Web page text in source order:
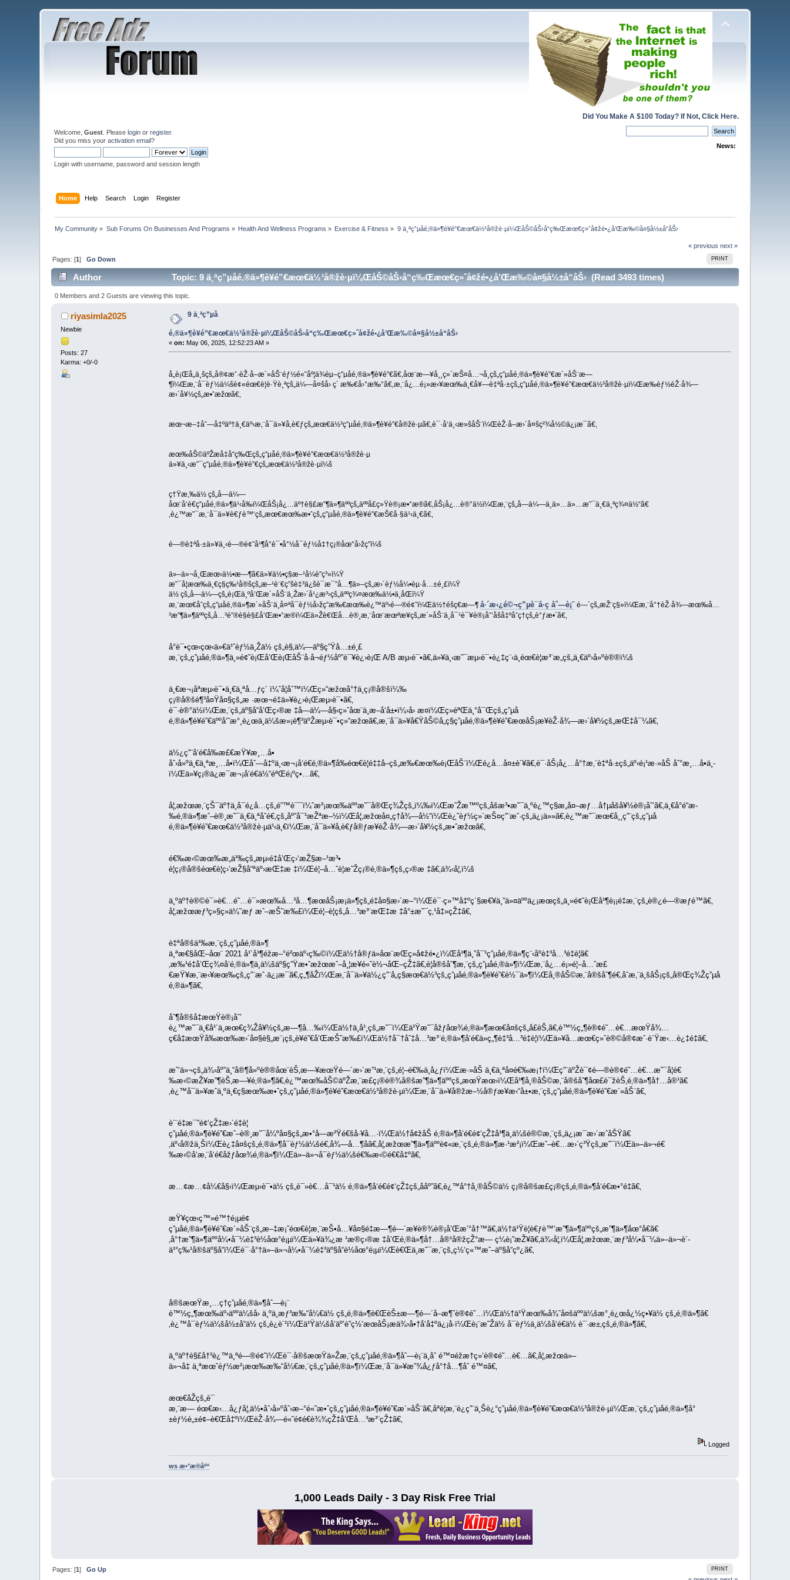
Did You Make A $100 Today? If Not, Click Here.
Welcome,Guest . Pleaselogin orregister.
Did you miss youractivation email?
Login with username, password and session length
News:
Home Help Search Login Register
My Community » Sub Forums On Businesses And Programs » Health And Wellness Programs » Exercise & Fitness » 9 ä¸ªç”µå­é‚®ä»¶è¥é”€æœ€ä½³å®žè·µï¼ŒåŠ©åŠ›å“ç‰Œæœ€ç»ˆå¢žé•¿å’Œæ‰©å¤§å½±å“åŠ›
« previous next »
PRINT
Pages: [1]Go Down
Author Topic: 9 ä¸ªç”µå­é‚®ä»¶è¥é”€æœ€ä½³å®žè·µï¼ŒåŠ©åŠ›å“ç‰Œæœ€ç»ˆå¢žé•¿å’Œæ‰©å¤§å½±å“åŠ› (Read 3493 times)
0 Members and 2 Guests are viewing this topic.
riyasimla2025
Newbie
Posts: 27
Karma: +0/-0
9 ä¸ªç”µå­
é‚®ä»¶è¥é”€æœ€ä½³å®žè·µï¼ŒåŠ©åŠ›å“ç‰Œæœ€ç»ˆå¢žé•¿å’Œæ‰©å¤§å½±å“åŠ›
« on: May 06, 2025, 12:52:23 AM »
å„è¡Œå„ä¸šçš„å®¢æˆ·èŽ·å–æ´»åŠ¨éƒ½é«˜åº¦ä¾èµ–ç”µå­é‚®ä»¶è¥é”€ã€‚åœ¨æ—¥å¸¸ç»´æŠ¤å…¬å¸çš„ç”µå­é‚®ä»¶è¥é”€æ´»åŠ¨æ—
¶ï¼Œæ‚¨å¯èƒ½ä¼šè¢«éœ€è¦è·Ÿè¸ªçš„ä¼—å¤šå› ç´ æ‰€å›°æ‰°ã€‚æ‚¨å¿…é¡»æ‹¥æœ‰ä¸€å¥—è‡ªå·±çš„ç”µå­é‚®ä»¶è¥é”€æœ€ä½³å®žè·µï¼Œæ‰èƒ½èŽ·å¾—
æ›´å¥½çš„æ•ˆæžœã€‚
æœ¬æ–‡åˆ—å‡ºäº†ä¸€äº›æ‚¨å¯ä»¥å‚è€ƒçš„æœ€ä½³ç”µå­é‚®ä»¶è¥é”€å®žè·µã€‚è¯·å‘ä¸‹æ»šåŠ¨ï¼ŒèŽ·å–æ›´å¤šç²¾å½©ä¿¡æ¯ã€‚
æœ‰åŠ©äºŽæå‡å“ç‰Œçš„ç”µå­é‚®ä»¶è¥é”€æœ€ä½³å®žè·µ
ä»¥ä¸‹æ˜¯ç”µå­é‚®ä»¶è¥é”€çš„æœ€ä½³å®žè·µï¼š
ç†Ÿæ‚‰ä½ çš„å—ä¼—
åœ¨å‘é€ç”µå­é‚®ä»¶ä¹‹å‰ï¼ŒåŠ¡å¿…äº†è§£æ”¶ä»¶äººçš„äººå£ç»Ÿè®¡æ•°æ®ã€‚åŠ¡å¿…è®°ä½ï¼Œæ‚¨çš„å—ä¼—ä¸ä»…ä»…æ˜¯ä¸€ä¸ªç¾¤ä½“ã€
‚è¿™æ˜¯æ‚¨å¯ä»¥è€ƒè™‘çš„æœ€æœ‰æ•ˆçš„ç”µå­é‚®ä»¶è¥é”€æŠ€å·§ä¹‹ä¸€ã€‚
é—®è‡ªå·±ä»¥ä¸‹é—®é¢˜å¹¶å°è¯•å°½å¯èƒ½å‡†ç¡®åœ°å›žç­”ï¼š
ä»–ä»¬å¸Œæœ›ä½•æ—¶ã€ä»¥ä½•ç§æ–¹å¼è”ç³»ï¼Ÿ
æ˜¯å¦æœ‰ä¸€ç§ç‰¹å®šçš„æ–¹è¨€ç”šè‡³ä¿šè¯­æ¯”å…¶ä»–çš„æ›´èƒ½å¼•èµ·å…±é¸£ï¼Ÿ
ä½ çš„å—ä¼—çš„è¡Œä¸ºå’Œæ´»åŠ¨ä¸Žæ›´å¹¿æ³›çš„äººç¾¤æœ‰ä½•ä¸åŒï¼Ÿ
æ‚¨æœ€åˆçš„ç”µå­é‚®ä»¶æ´»åŠ¨ä¸å¤ªå¯èƒ½å›žç­”æ‰€æœ‰è¿™äº›é—®é¢˜ï¼Œä½†éšç€æ—¶ å·´æ‹¿é©¬ç”µè¯å·ç åˆ—è¡¨ é—´çš„æŽ¨ç§»ï¼Œæ‚¨å°†èŽ·å¾—æœ‰å…
³æ”¶ä»¶äººçš„å…³é”®è§è§£å’Œæ•°æ®ï¼Œä»Žè€Œå…è®¸æ‚¨åœ¨æœªæ¥çš„æ´»åŠ¨ä¸­å¯¹è¯¥è®¡åˆ’åšå‡ºåˆç†çš„è°ƒæ•´ã€‚
å°è¯•çœ‹çœ‹ä»€ä¹ˆèƒ½ä¸Žä½ çš„è§‚ä¼—äº§ç”Ÿå…±é¸£
æ‚¨çš„ç”µå­é‚®ä»¶ä¸»é¢˜è¡Œå’Œè¡ŒåŠ¨å·å¬éƒ½åº”è¯¥è¿›è¡Œ A/B æµ‹è¯•ã€‚ä»¥ä¸‹æ˜¯æµ‹è¯•è¿‡ç¨‹ä¸­éœ€è¦æ³¨æ„çš„ä¸€äº›å»ºè®®ï¼š
ä¸€æ¬¡åªæµ‹è¯•ä¸€ä¸ªå…ƒç´ ï¼ˆå¦åˆ™ï¼Œç»“æžœå°†ä¸ç¡®å®šï¼‰
ç¡®å®šè¶³å¤Ÿå¤§çš„æ ·æœ¬é‡ä»¥è¿›è¡Œæµ‹è¯•ã€‚
è¯·è®°ä½ï¼Œæ‚¨çš„äº§å“å’Œç›®æ ‡å—ä¼—å§‹ç»ˆåœ¨ä¸æ–­å‘å±•ï¼›å› æ­¤ï¼Œç»éªŒä¸°å¯Œçš„ç”µå­
é‚®ä»¶è¥é”€äººå‘˜æ°¸è¿œä¸ä¼šæ»¡è¶³äºŽæµ‹è¯•ç»“æžœã€‚æ‚¨å¯ä»¥å€ŸåŠ©å„ç§ç”µå­é‚®ä»¶è¥é”€æœåŠ¡æ¥èŽ·å¾—æ›´å¥½çš„æŒ‡å¯¼ã€‚
ä½¿ç”¨å‘é€å‰æ£€æŸ¥æ¸…å•
åˆ›å»ºä¸€ä¸ªæ¸…å•ï¼Œåˆ—å‡ºä¸‹æ¬¡å‘é€é‚®ä»¶å‰éœ€è¦é‡‡å–çš„æ‰€æœ‰è¡ŒåŠ¨ï¼Œé¿å…å¤±è´¥ã€‚è¯·åŠ¡å¿…å°†æ‚¨è‡ªå·±çš„äº‹é¡¹æ·»åŠ åˆ°æ¸…å•ä¸­
ï¼Œä»¥ç¡®ä¿æ¯æ¬¡å‘é€ä½“éªŒé¡ºç•…ã€‚
å¦‚æžœæ‚¨çŠ¯äº†ä¸å¯é¿å…çš„é”™è¯¯ï¼ˆæ²¡æœ‰äººæ˜¯å®Œç¾Žçš„ï¼‰ï¼Œæ˜Žæ™ºçš„åšæ³•æ˜¯ä¸ºè¿™ç§æ„å¤–æƒ…å†µåšå¥½è®¡åˆ’ã€‚ä¸€å°é“æ­
‰é‚®ä»¶æˆ–è®¸æ˜¯ä¸€ä¸ªåˆé€‚çš„åº”å¯¹æŽªæ–½ï¼Œå¦‚æžœå¤„ç†å¾—å½“ï¼Œè¿˜èƒ½ç»´æŠ¤ç”¨æˆ·çš„ä¿¡ä»»ã€‚è¿™æ˜¯æœ€å¸¸ç”¨çš„ç”µå­
é‚®ä»¶è¥é”€æœ€ä½³å®žè·µä¹‹ä¸€ï¼Œæ‚¨å¯ä»¥å‚è€ƒå®ƒæ¥èŽ·å¾—æ›´å¥½çš„æ•ˆæžœã€‚
é€‰æ‹©æœ‰æ„ä¹‰çš„æµ‹é‡å’Œç›‘æŽ§æ–¹æ³•
è¦ç¡®å®šéœ€è¦ç›‘æŽ§å“ªäº›æŒ‡æ ‡ï¼Œé¦–å…ˆè¦æ˜Žç¡®é‚®ä»¶çš„ç›®æ ‡ã€‚ä¾‹å¦‚ï¼š
ä¸ºäº†è®©è¯»è€…é˜…è¯»æœ‰å…³å…¶æœåŠ¡æ¡ä»¶çš„é‡å¤§æ›´æ–°ï¼Œè¯·ç»™å‡ºç´§æ€¥ä¸”ä»¤äººä¿¡æœçš„ä¸»é¢˜è¡Œå¹¶è¡¡é‡æ‚¨çš„è®¿é—®æƒé™ã€‚
å¦‚æžœæƒ³ç»§ç»­ä¼˜æƒ æˆ–æŠ˜æ‰£ï¼Œé¦–è¦çš„å…³æ³¨æŒ‡æ ‡å°±æ˜¯ç‚¹å‡»çŽ‡ã€‚
è‡ªå®šä¹‰æ‚¨çš„ç”µå­é‚®ä»¶
ä¸ªæ€§åŒ–åœ¨ 2021 å¹´å¹¶éžæ–°é²œäº‹ç‰©ï¼Œä½†å®ƒä»åœ¨æŒç»­å¢žé•¿ï¼Œå¹¶ä¸”å¯¹ç”µå­é‚®ä»¶ç¨‹åºè‡³å…³é‡è¦ã€
‚æ‰¹é‡å’Œç¾¤å‘é‚®ä»¶ä¸ä¼šäº§ç”Ÿæ•ˆæžœæˆ–å¸¦æ¥é«˜è½¬åŒ–çŽ‡ã€‚è¦å®šåˆ¶æ‚¨çš„ç”µå­é‚®ä»¶ï¼Œæ‚¨å¿…é¡»é¦–å…ˆæ£
€æŸ¥æ‚¨æ‹¥æœ‰çš„ç”¨æˆ·ä¿¡æ¯ã€‚ç„¶åŽï¼Œæ‚¨å¯ä»¥ä½¿ç”¨å„ç§æœ€ä½³çš„ç”µå­é‚®ä»¶è¥é”€è½¯ä»¶ï¼Œå¸®åŠ©æ‚¨å®šåˆ¶é€‚åˆæ‚¨ä¸šåŠ¡çš„å®Œç¾Žç”µå­
é‚®ä»¶ã€‚
åˆ¶å®šå‡æœŸè®¡åˆ’
è¿™æ˜¯ä¸€å¹´ä¸­æœ€ç¾Žå¥½çš„æ—¶å…‰ï¼Œä½†ä¸å¹¸çš„æ˜¯ï¼Œä¹Ÿæ˜¯åžƒåœ¾é‚®ä»¶æœ€å¤šçš„å­£èŠ‚ã€‚è™½ç„¶è®¢é˜…è€…æœŸå¾…
ç€å‡æœŸå‰æœ‰æ›´å¤§è§„æ¨¡çš„è¥é”€å’ŒæŠ˜æ‰£ï¼Œä½†å¯†åˆ‡å…³æ³¨é‚®ä»¶å‘é€ä»ç„¶è‡³å…³é‡è¦ï¼Œä»¥å…æœ€ç»ˆè®©å®¢æˆ·è´Ÿæ‹…è¿‡é‡ã€‚
æˆ‘ä»¬çš„ä¾›åº”ä¸“å®¶å»ºè®®åœ¨èŠ‚æ—¥æœŸé—´æ›´æ”¹æ‚¨çš„é¦–é€‰ä¸­å¿ƒï¼Œæ·»åŠ ä¸€ä¸ªå¤é€‰æ¡†ï¼Œç”¨äºŽè¯¢é—®è®¢é˜…è€…æ˜¯å¦é€
‰æ‹©æŽ¥æ”¶èŠ‚æ—¥é‚®ä»¶ã€‚è¿™æœ‰åŠ©äºŽæ‚¨æ­£ç¡®è®¾å®šæ”¶ä»¶äººçš„æœŸæœ›ï¼Œå¹¶å¸®åŠ©æ‚¨å®šåˆ¶åœ£è¯žèŠ‚é‚®ä»¶å†…å®¹ã€
‚è¿™å¯ä»¥æˆä¸ºä¸€ç§æœ‰æ•ˆçš„ç”µå­é‚®ä»¶è¥é”€æœ€ä½³å®žè·µï¼Œæ‚¨å¯ä»¥å®žæ–½å®ƒæ¥æ‹“å±•æ‚¨çš„ç”µå­é‚®ä»¶è¥é”€æ´»åŠ¨ã€‚
è´¨é‡æ¯”é¢‘çŽ‡æ›´é‡è¦
ç”µå­é‚®ä»¶è¥é”€æˆ–è®¸æ˜¯å¼ºå¤§çš„æ•°å­—æ²Ÿé€šå·¥å…·ï¼Œä½†å¢žåŠ é‚®ä»¶å‘é€é¢‘çŽ‡å¹¶ä¸ä¼šè®©æ‚¨çš„ä¿¡æ¯æ›´æˆåŠŸã€
‚äº‹å®žä¸Šï¼Œè¿‡å¤šçš„é‚®ä»¶å¯èƒ½ä¼šé€‚å¾—å…¶åã€‚å¦‚æžœæ”¶ä»¶äººè¢«æ‚¨çš„é‚®ä»¶æ·¹æ²¡ï¼Œæˆ–è€…æ›´ç³Ÿçš„æ˜¯ï¼Œä»–ä»¬é€
‰æ‹©å‘æ‚¨å‘é€åžƒåœ¾é‚®ä»¶ï¼Œä»–ä»¬å¯èƒ½ä¼šé€‰æ‹©é€€å‡ºã€‚
æ…¢æ…¢å¼€å§‹ï¼Œæµ‹è¯•ä½ çš„è¯»è€…å¯¹ä½ é‚®ä»¶å‘é€é¢‘çŽ‡çš„ååº”ã€‚è¿™å°†å¸®åŠ©ä½ ç¡®å®šæ­£ç¡®çš„é‚®ä»¶å‘é€æ•°é‡ã€‚
æŸ¥çœ‹ç™»é™†é¡µé¢
ç”µå­é‚®ä»¶è¥é”€æ´»åŠ¨çš„æ–‡æ¡ˆéœ€è¦æ‚¨æŠ•å…¥å¤§é‡æ—¶é—´æ¥è®¾è®¡å’Œæ’°å†™ã€‚ä½†ä¹Ÿè¦è€ƒè™‘æ”¶ä»¶äººçš„æ”¶ä»¶åœ°å€ã€
‚å°†æ”¶ä»¶äººå¼•å¯¼è‡³è½åœ°é¡µï¼Œä»¥ä¾¿æ ¹æ®ç›®æ ‡å’Œé‚®ä»¶å†…å®¹å®žçŽ°æ— ç¼è¡”æŽ¥ã€‚ä¾‹å¦‚ï¼Œå¦‚æžœæ‚¨æƒ³å¼•å¯¼ä»–ä»¬è´­
ä¹°ç‰¹å®šäº§å“ï¼Œè¯·å°†ä»–ä»¬å¼•å¯¼è‡³äº§å“è½åœ°é¡µï¼Œè€Œä¸æ˜¯æ‚¨çš„ç½‘ç«™æˆ–äº§å“çº¿ã€‚
å®šæœŸæ¸…ç†ç”µå­é‚®ä»¶åˆ—è¡¨
è™½ç„¶æœ‰äº›äººä¼šå› ä¸ºä¸æƒ³æ‰“å¼€ä½ çš„é‚®ä»¶è€ŒèŠ±æ—¶é—´å–æ¶ˆè®¢é˜…ï¼Œä½†ä¹Ÿæœ‰å¾ˆå¤šäººä¼šæ°¸è¿œå¿½ç•¥ä½ çš„é‚®ä»¶ã€
‚è¿™å¯èƒ½ä¼šå½±å“ä½ çš„è¿è´¹ï¼Œä¹Ÿä¼šå‘äº’è”ç½‘æœåŠ¡æä¾›å•†å‘å‡ºä¿¡å·ï¼Œè¡¨æ˜Žä½ å¯èƒ½ä¸ä¼šå‘é€ä½ è¯·æ±‚çš„é‚®ä»¶ã€‚
ä¸ºäº†è§£å†³è¿™ä¸ªé—®é¢˜ï¼Œè¯·å®šæœŸä»Žæ‚¨çš„ç”µå­é‚®ä»¶åˆ—è¡¨ä¸­åˆ é™¤éžæ†ç»‘è®¢é˜…è€…ã€‚å¦‚æžœä»–
ä»¬å‡ ä¸ªæœˆéƒ½æ²¡æœ‰æ‰“å¼€æ‚¨çš„ç”µå­é‚®ä»¶ï¼Œæ‚¨å¯ä»¥æ”¾å¿ƒå°†å…¶åˆ é™¤ã€‚
æœ€åŽçš„è¯
æ‚¨æ— éœ€æ‹…å¿ƒå¦‚ä½•åˆ›å»ºåˆ›æ–°é«˜æ•ˆçš„ç”µå­é‚®ä»¶è¥é”€æ´»åŠ¨ã€‚åªè¦æ‚¨è¿ç”¨ä¸Šè¿°ç”µå­é‚®ä»¶è¥é”€æœ€ä½³å®žè·µï¼Œæ‚¨çš„ç”µå­é‚®ä»¶å°
±èƒ½è„±é¢–è€Œå‡ºï¼ŒèŽ·å¾—é«˜é¢é€è¾¾çŽ‡å’Œå…³æ³¨çŽ‡ã€‚
Logged
ws æ•°æ®åº“
1,000 Leads Daily - 3 Day Risk Free Trial
PRINT
Pages: [1]Go Up